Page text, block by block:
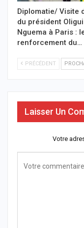
Diplomatie/ Visite
du président Oligui
Nguema à Paris :
renforcement du…
PRÉCÉDENT
Laisser Un
Votre